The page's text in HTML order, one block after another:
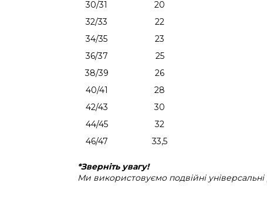
30/31 20
32/33
22
34/35
23
36/37
25
38/39
26
40/41
28
42/43
30
44/45
32
46/47
33,5
*Зверніть увагу!
Ми використовуємо подвійні